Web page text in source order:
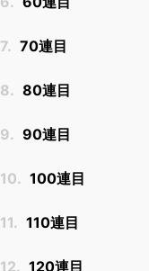
7. 70連目
8. 80連目
9. 90連目
10. 100連目
11. 110連目
12. 120連目